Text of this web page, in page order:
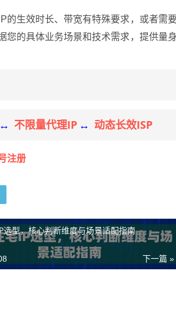
的生效时长、带宽有特殊要求，或者需
您的具体业务场景和技术需求，提供量身
↔ 不限量代理IP ↔ 动态长效ISP
注册
选型，核心判断维度与场景适配指南
下一篇 »